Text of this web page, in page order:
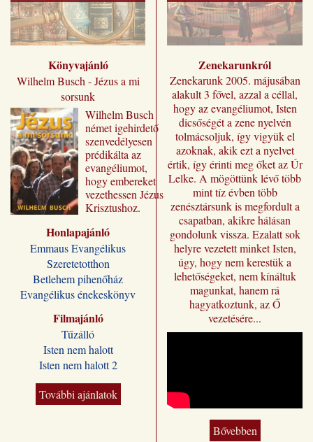
Könyvajánló
Wilhelm Busch - Jézus a mi
sorsunk
Wilhelm ​Busch
német igehirdető
szenvedélyesen
prédikálta az
evangéliumot,
hogy embereket
vezethessen Jézus
Krisztushoz.
„Jézus a mi
sorsunk” címmel
jutnak el a magyar
olvasóhoz, a
fordításban is
megőrizve eredeti
formájukat,
stílusukat.
Kívánjuk, hogy
Wilhelm Busch
előadássorozata
ilyen módon is
sokakat segítsen a
Jézus Krisztus
Honlapajánló
Emmaus Evangélikus
Szeretetotthon
Betlehem pihenőház
Evangélikus énekeskönyv
Filmajánló
Tűzálló
Isten nem halott
Isten nem halott 2
További ajánlatok
Zenekarunkról
Zenekarunk 2005. májusában
alakult 3 fővel, azzal a céllal,
hogy az evangéliumot, Isten
dicsőségét a zene nyelvén
tolmácsoljuk, így vigyük el
azoknak, akik ezt a nyelvet
értik, így érinti meg őket az Úr
Lelke. A mögöttünk lévő több
mint tíz évben több
zenésztársunk is megfordult a
csapatban, akikre hálásan
gondolunk vissza. Ezalatt sok
helyre vezetett minket Isten,
úgy, hogy nem kerestük a
lehetőségeket, nem kínáltuk
magunkat, hanem rá
hagyatkoztunk, az Ő
vezetésére...
Bővebben